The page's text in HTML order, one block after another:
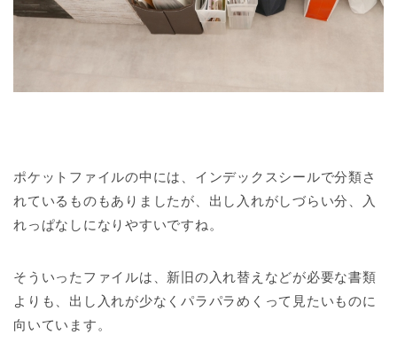
ポケットファイルの中には、インデックスシールで分類さ
れているものもありましたが、出し入れがしづらい分、入
れっぱなしになりやすいですね。
そういったファイルは、新旧の入れ替えなどが必要な書類
よりも、出し入れが少なくパラパラめくって見たいものに
向いています。